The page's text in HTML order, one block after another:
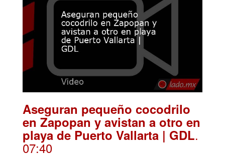
Aseguran pequeño cocodrilo
en Zapopan y avistan a otro en
playa de Puerto Vallarta | GDL.
07:40